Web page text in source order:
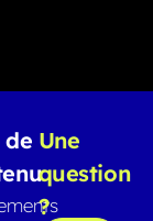
de Une
question
?